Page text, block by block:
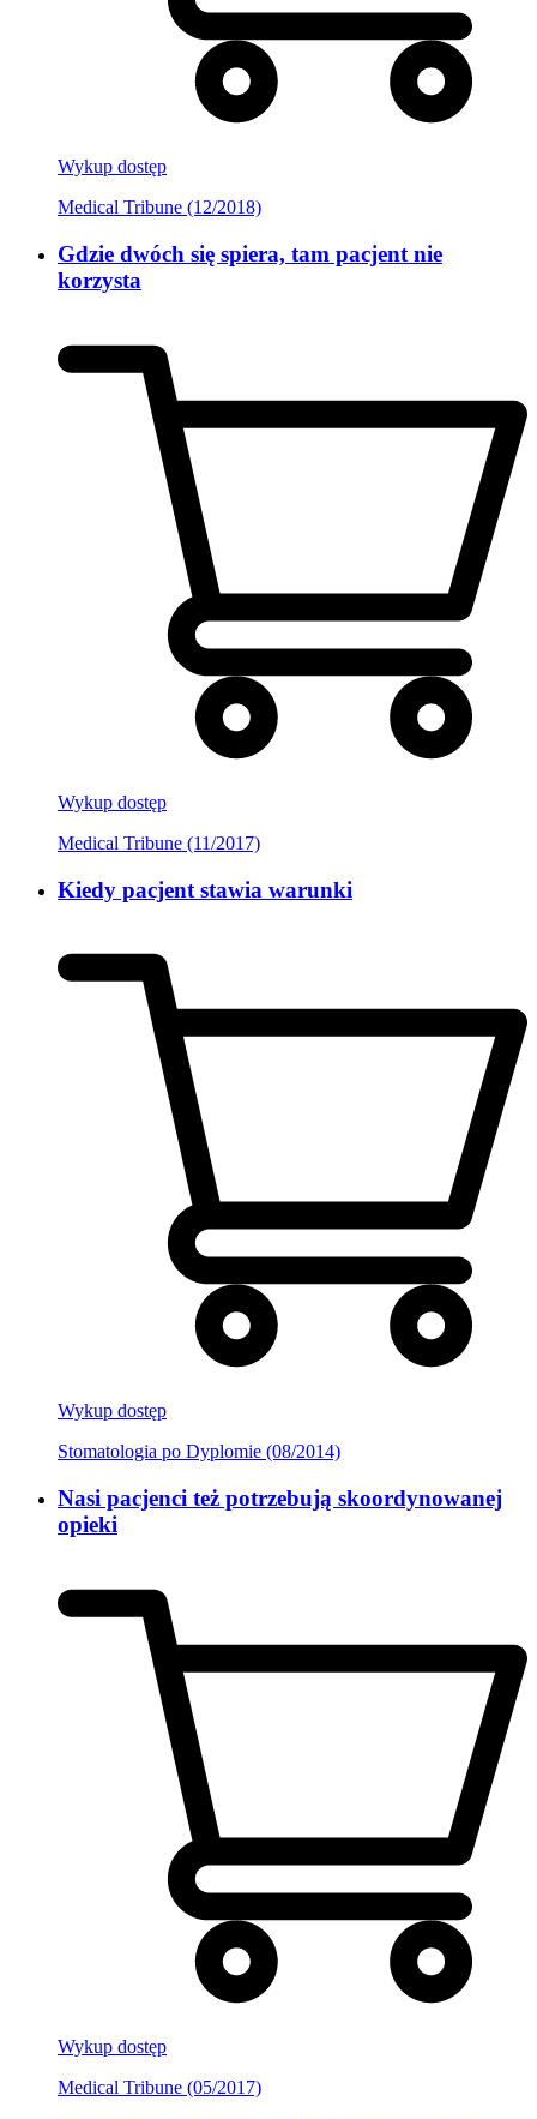
Wykup dostęp
Medical Tribune (12/2018)
Gdzie dwóch się spiera, tam pacjent nie
korzysta
Wykup dostęp
Medical Tribune (11/2017)
Kiedy pacjent stawia warunki
Wykup dostęp
Stomatologia po Dyplomie (08/2014)
Nasi pacjenci też potrzebują skoordynowanej
opieki
Wykup dostęp
Medical Tribune (05/2017)